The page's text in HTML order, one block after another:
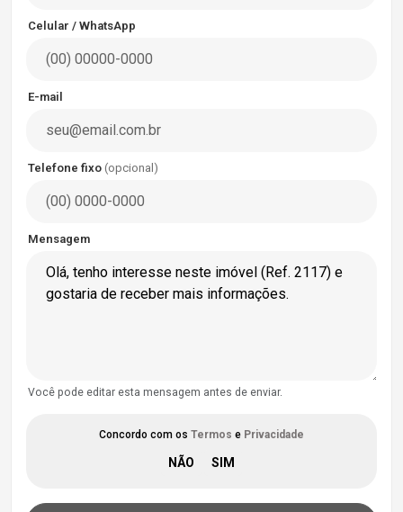
Celular / WhatsApp
E-mail
Telefone fixo (opcional)
Mensagem
Você pode editar esta mensagem antes de enviar.
Concordo com os Termos e Privacidade